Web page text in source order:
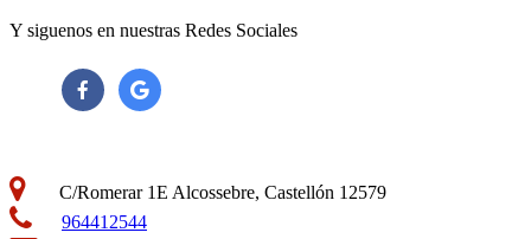
Y siguenos en nuestras Redes Sociales
C/Romerar 1E Alcossebre, Castellón 12579
964412544